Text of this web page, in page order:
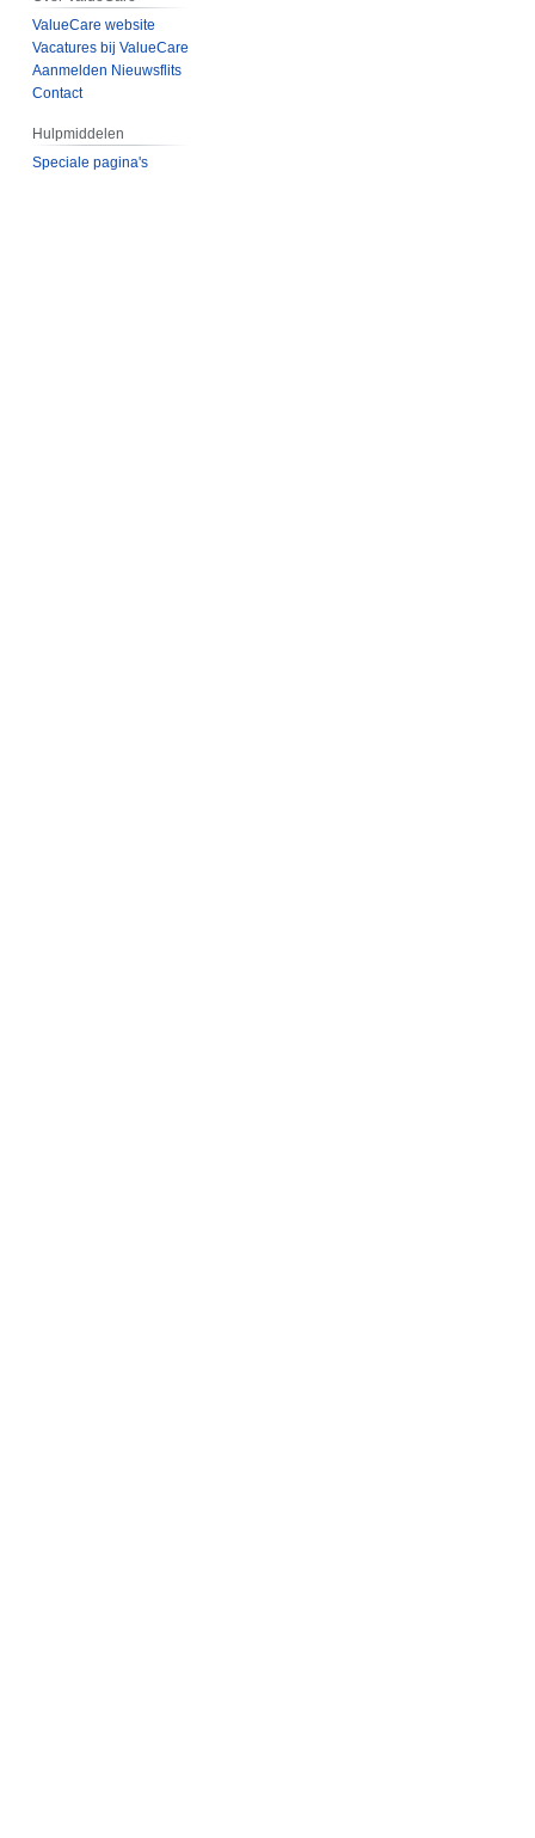
ValueCare website
Vacatures bij ValueCare
Aanmelden Nieuwsflits
Contact
Hulpmiddelen
Speciale pagina's